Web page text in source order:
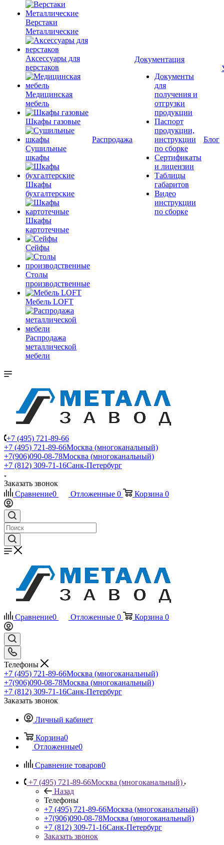
Верстаки
Металлические
Аксессуары для
верстаков
Медицинская
мебель
Шкафы газовые
Сушильные
шкафы
Шкафы
бухгалтерские
Шкафы
картотечные
Сейфы
Столы
производственные
Мебель LOFT
Распродажа
металлической
мебели
Распродажа
Документация
Документы
для
получения и
отгрузки
продукции
Паспорт
продукции,
инструкции
по сборке
Сертификаты
и лицензии
Таблицы
габаритов
Видео
инструкции
по сборке
Блог
+7 (495) 721-89-66
+7 (495) 721-89-66Москва (многоканальный)
+7(906)090-08-78Москва (многоканальный)
+7 (812) 309-71-16Санк-Петербург
Заказать звонок
Сравнение0 Отложенные 0 Корзина 0
Сравнение0 Отложенные 0 Корзина 0
Телефоны
+7 (495) 721-89-66Москва (многоканальный)
+7(906)090-08-78Москва (многоканальный)
+7 (812) 309-71-16Санк-Петербург
Заказать звонок
Личный кабинет
Корзина0
Отложенные0
Сравнение товаров0
+7 (495) 721-89-66Москва (многоканальный)
Назад
Телефоны
+7 (495) 721-89-66Москва (многоканальный)
+7(906)090-08-78Москва (многоканальный)
+7 (812) 309-71-16Санк-Петербург
Заказать звонок